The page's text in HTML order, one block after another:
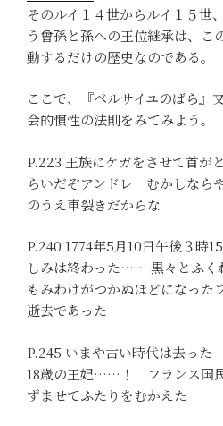
そのルイ１４世からルイ１５世
う曾孫と孫への王位継承は、こ
動するだけの歴史なのである。
ここで、『ベルサイユのばら』
会的慣性の法則をみてみよう。
P.223 王族にケガをさせて首が
らいだぞアンドレ むかしなら
のうえ車裂きだからな
P.240 1774年5月10日午後３時
しみは終わった…… 黒々とふく
もみわけがつかぬほどになった
逝去であった
P.245 いまや古い時代は去った
18歳の王妃……！ フランス国
ずませてふたりをむかえた